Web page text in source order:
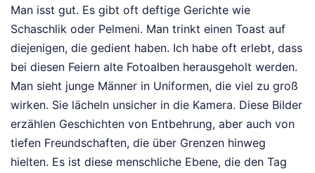
Man isst gut. Es gibt oft deftige Gerichte wie
Schaschlik oder Pelmeni. Man trinkt einen Toast auf
diejenigen, die gedient haben. Ich habe oft erlebt, dass
bei diesen Feiern alte Fotoalben herausgeholt werden.
Man sieht junge Männer in Uniformen, die viel zu groß
wirken. Sie lächeln unsicher in die Kamera. Diese Bilder
erzählen Geschichten von Entbehrung, aber auch von
tiefen Freundschaften, die über Grenzen hinweg
hielten. Es ist diese menschliche Ebene, die den Tag